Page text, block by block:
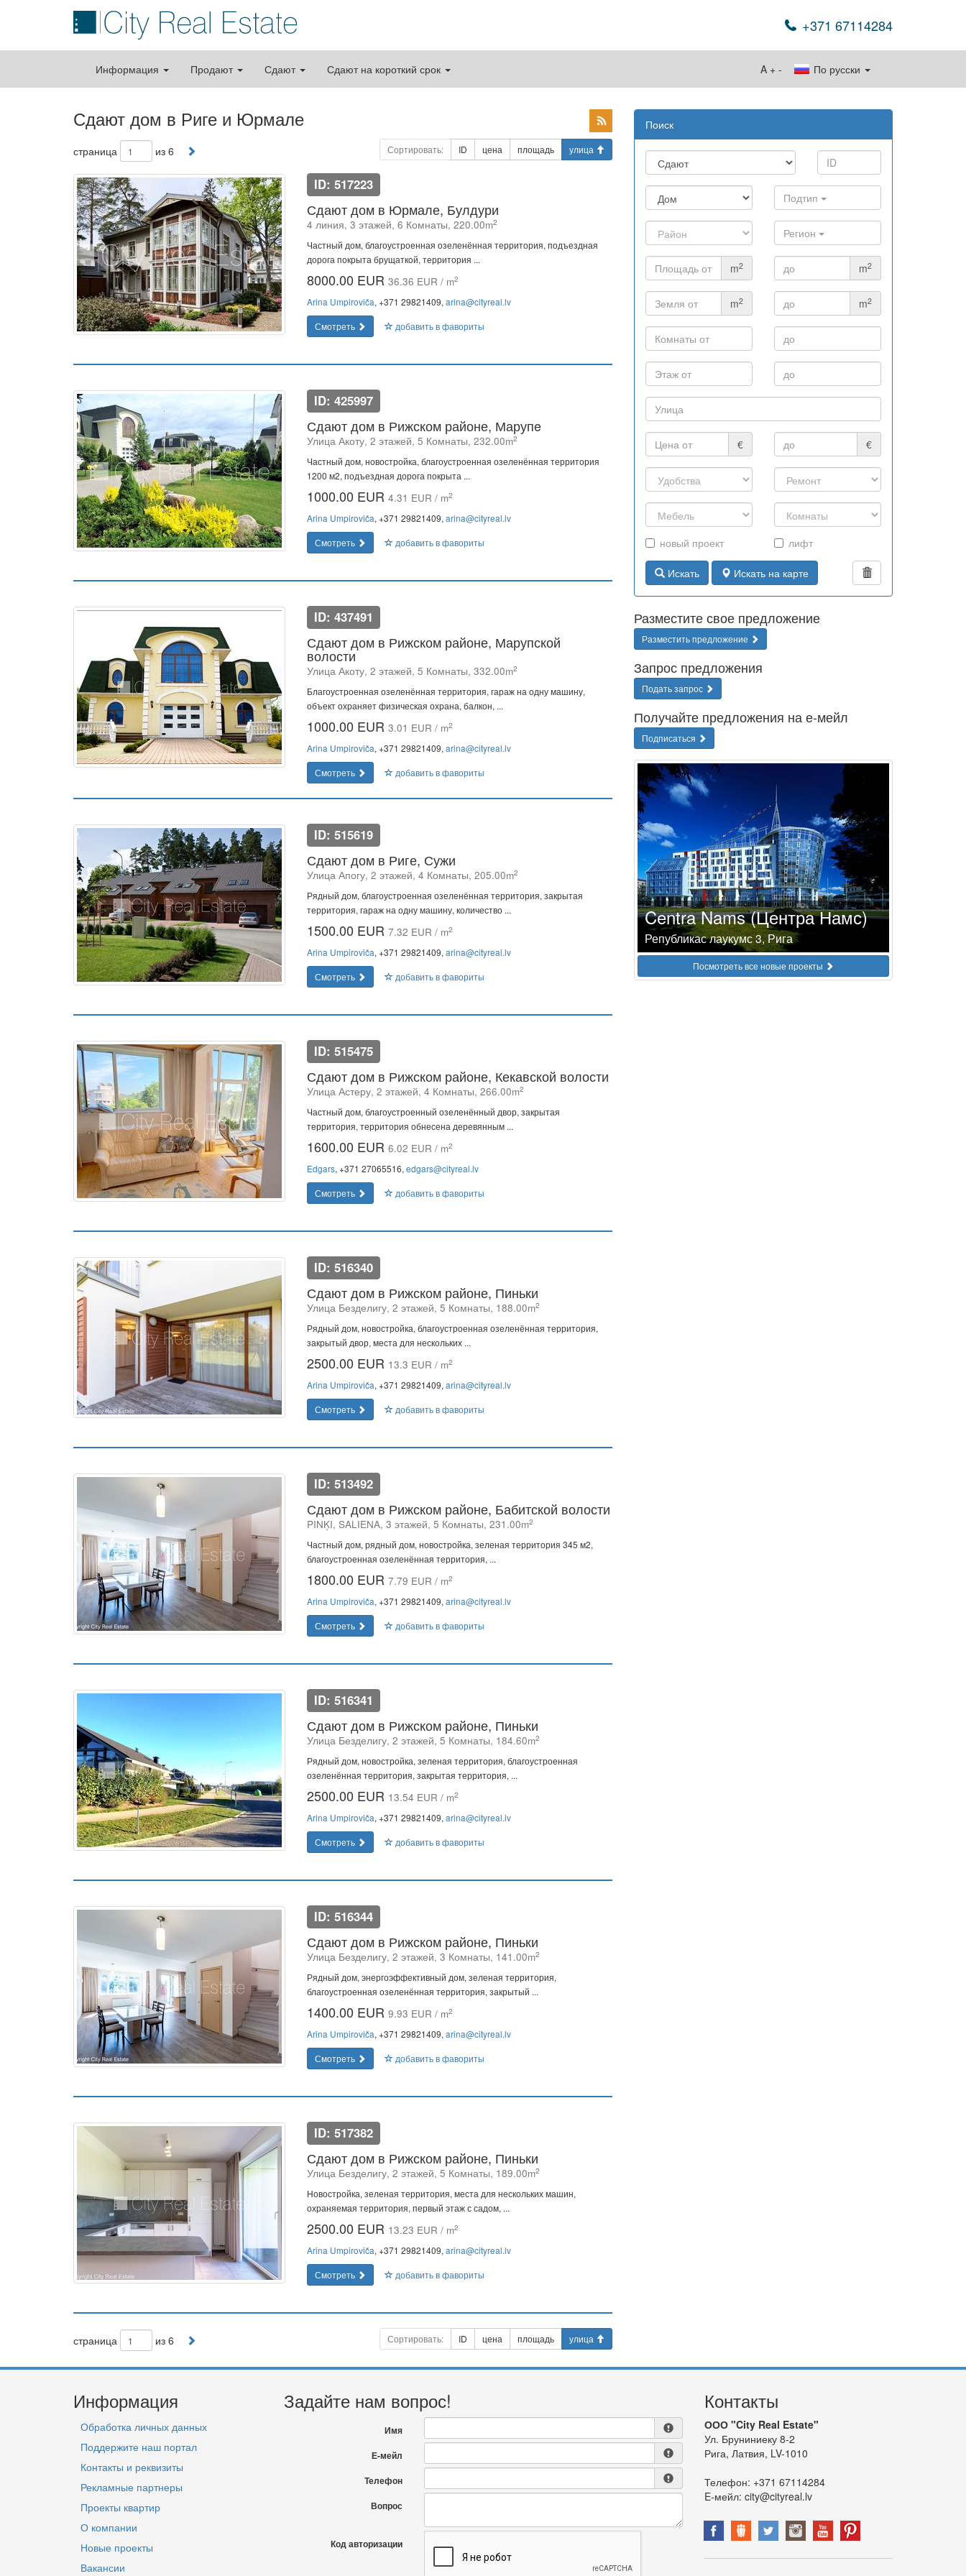
+371 67114284
Информация Продают Сдают Сдают на короткий срок По русски
A + -
Сдают дом в Риге и Юрмале
страница из 6 Сортировать: ID цена площадь улица
ID: 517223
Сдают дом в Юрмале, Булдури
4 линия, 3 этажей, 6 Комнаты, 220.00m2
Частный дом, благоустроенная озеленённая территория, подъездная
дорога покрыта брущаткoй, территория ...
8000.00 EUR 36.36 EUR / m2
Arina Umpiroviča, +371 29821409, arina@cityreal.lv
Смотреть
добавить в фавориты
ID: 425997
Сдают дом в Рижском районе, Марупe
Улица Акоту, 2 этажей, 5 Комнаты, 232.00m2
Частный дом, новостройка, благоустроенная озеленённая территория
1200 м2, подъездная дорога покрыта ...
1000.00 EUR 4.31 EUR / m2
Arina Umpiroviča, +371 29821409, arina@cityreal.lv
Смотреть
добавить в фавориты
ID: 437491
Сдают дом в Рижском районе, Марупской
волости
Улица Акоту, 2 этажей, 5 Комнаты, 332.00m2
Благоустроенная озеленённая территория, гараж на одну машину,
объект охраняет физическая охрана, балкон, ...
1000.00 EUR 3.01 EUR / m2
Arina Umpiroviča, +371 29821409, arina@cityreal.lv
Смотреть
добавить в фавориты
ID: 515619
Сдают дом в Риге, Сужи
Улица Апогу, 2 этажей, 4 Комнаты, 205.00m2
Рядный дом, благоустроенная озеленённая территория, закрытая
территория, гараж на одну машину, количество ...
1500.00 EUR 7.32 EUR / m2
Arina Umpiroviča, +371 29821409, arina@cityreal.lv
Смотреть
добавить в фавориты
ID: 515475
Сдают дом в Рижском районе, Кекавской волости
Улица Астеру, 2 этажей, 4 Комнаты, 266.00m2
Частный дом, благоустроенный озеленённый двор, закрытая
территория, территория обнесена деревянным ...
1600.00 EUR 6.02 EUR / m2
Edgars, +371 27065516, edgars@cityreal.lv
Смотреть
добавить в фавориты
ID: 516340
Сдают дом в Рижском районе, Пиньки
Улица Безделигу, 2 этажей, 5 Комнаты, 188.00m2
Рядный дом, новостройка, благоустроенная озеленённая территория,
закрытый двор, места для нескольких ...
2500.00 EUR 13.3 EUR / m2
Arina Umpiroviča, +371 29821409, arina@cityreal.lv
Смотреть
добавить в фавориты
ID: 513492
Сдают дом в Рижском районе, Бабитской волости
PINĶI, SALIENA, 3 этажей, 5 Комнаты, 231.00m2
Частный дом, рядный дом, новостройка, зеленая территория 345 м2,
благоустроенная озеленённая территория, ...
1800.00 EUR 7.79 EUR / m2
Arina Umpiroviča, +371 29821409, arina@cityreal.lv
Смотреть
добавить в фавориты
ID: 516341
Сдают дом в Рижском районе, Пиньки
Улица Безделигу, 2 этажей, 5 Комнаты, 184.60m2
Рядный дом, новостройка, зеленая территория, благоустроенная
озеленённая территория, закрытая территория, ...
2500.00 EUR 13.54 EUR / m2
Arina Umpiroviča, +371 29821409, arina@cityreal.lv
Смотреть
добавить в фавориты
ID: 516344
Сдают дом в Рижском районе, Пиньки
Улица Безделигу, 2 этажей, 3 Комнаты, 141.00m2
Рядный дом, энергоэффективный дом, зеленая территория,
благоустроенная озеленённая территория, закрытый ...
1400.00 EUR 9.93 EUR / m2
Arina Umpiroviča, +371 29821409, arina@cityreal.lv
Смотреть
добавить в фавориты
ID: 517382
Сдают дом в Рижском районе, Пиньки
Улица Безделигу, 2 этажей, 5 Комнаты, 189.00m2
Новостройка, зеленая территория, места для нескольких машин,
охраняемая территория, первый этаж с садом, ...
2500.00 EUR 13.23 EUR / m2
Arina Umpiroviča, +371 29821409, arina@cityreal.lv
Смотреть
добавить в фавориты
страница из 6 Сортировать: ID цена площадь улица
Поиск
Подтип
Регион
m2 m2
m2 m2
€ €
новый проект лифт
Искать Искать на карте
Разместите свое предложение
Разместить предложение
Запрос предложения
Подать запрос
Получайте предложения на е-мейл
Подписаться
Centra Nams (Центра Намс)
Републикас лаукумс 3, Рига
Посмотреть все новые проекты
Информация
Обработка личных данных
Поддержите наш портал
Контакты и реквизиты
Рекламные партнеры
Проекты квартир
О компании
Новые проекты
Вакансии
Задайте нам вопрос!
Имя
Е-мейл
Телефон
Вопрос
Код авторизации
Контакты
ООО "City Real Estate"
Ул. Бруниниеку 8-2
Рига, Латвия, LV-1010
Телефон: +371 67114284
E-мейл: city@cityreal.lv